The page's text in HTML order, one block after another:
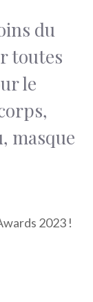
du
toutes
le
masque
2023 !